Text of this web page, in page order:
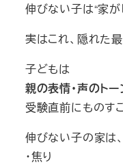
伸びない子は“家が
実はこれ、隠れた最
子どもは
親の表情・声のト
受験直前にものす
伸びない子の家は、
・焦り